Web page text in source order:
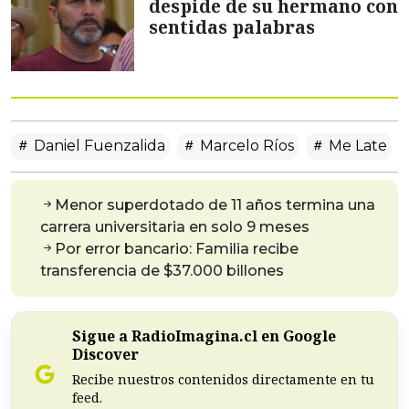
despide de su hermano con
sentidas palabras
Daniel Fuenzalida Marcelo Ríos Me Late
Menor superdotado de 11 años termina una
carrera universitaria en solo 9 meses
Por error bancario: Familia recibe
transferencia de $37.000 billones
Sigue a RadioImagina.cl en Google
Discover
Recibe nuestros contenidos directamente en tu
feed.